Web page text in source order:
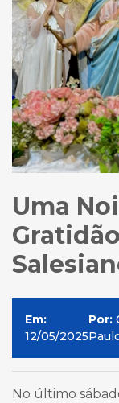
Uma
Em:
12/05/2025
Por:
No último